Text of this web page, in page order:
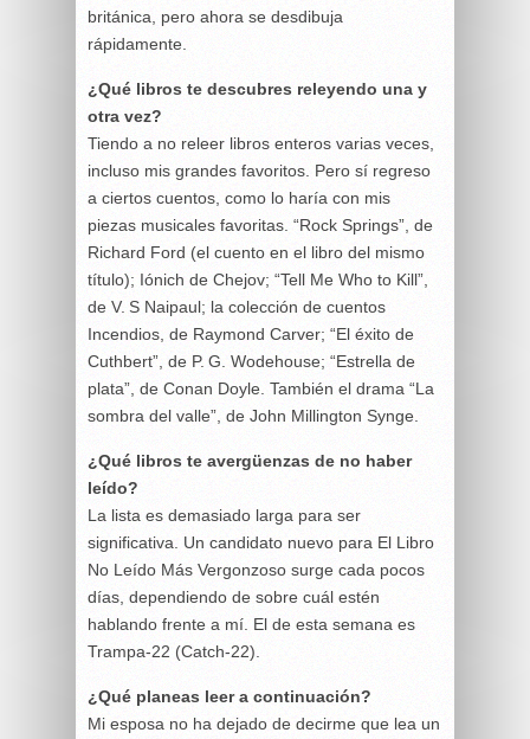
británica, pero ahora se desdibuja
rápidamente.
¿Qué libros te descubres releyendo una y
otra vez?
Tiendo a no releer libros enteros varias veces,
incluso mis grandes favoritos. Pero sí regreso
a ciertos cuentos, como lo haría con mis
piezas musicales favoritas. “Rock Springs”, de
Richard Ford (el cuento en el libro del mismo
título); Iónich de Chejov; “Tell Me Who to Kill”,
de V. S Naipaul; la colección de cuentos
Incendios, de Raymond Carver; “El éxito de
Cuthbert”, de P. G. Wodehouse; “Estrella de
plata”, de Conan Doyle. También el drama “La
sombra del valle”, de John Millington Synge.
¿Qué libros te avergüenzas de no haber
leído?
La lista es demasiado larga para ser
significativa. Un candidato nuevo para El Libro
No Leído Más Vergonzoso surge cada pocos
días, dependiendo de sobre cuál estén
hablando frente a mí. El de esta semana es
Trampa-22 (Catch-22).
¿Qué planeas leer a continuación?
Mi esposa no ha dejado de decirme que lea un